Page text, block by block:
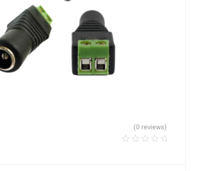
(0 reviews)